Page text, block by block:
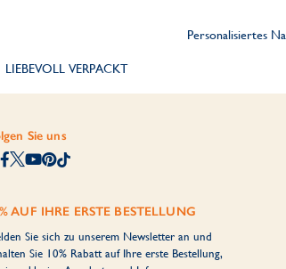
Personalisiertes
LIEBEVOLL VERPACKT
Sie uns
AUF IHRE ERSTE BESTELLUNG
Sie sich zu unserem Newsletter an und
Sie 10% Rabatt auf Ihre erste Bestellung,